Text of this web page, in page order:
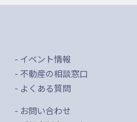
イベント情報
不動産の相談窓口
よくある質問
お問い合わせ